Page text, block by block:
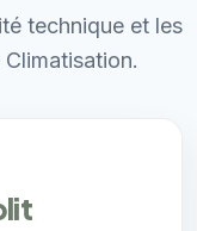
technique et les